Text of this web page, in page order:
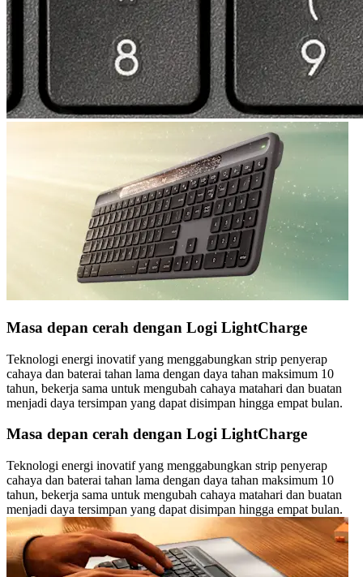
Masa depan cerah dengan Logi LightCharge
Teknologi energi inovatif yang menggabungkan strip penyerap
cahaya dan baterai tahan lama dengan daya tahan maksimum 10
tahun, bekerja sama untuk mengubah cahaya matahari dan buatan
menjadi daya tersimpan yang dapat disimpan hingga empat bulan.
Masa depan cerah dengan Logi LightCharge
Teknologi energi inovatif yang menggabungkan strip penyerap
cahaya dan baterai tahan lama dengan daya tahan maksimum 10
tahun, bekerja sama untuk mengubah cahaya matahari dan buatan
menjadi daya tersimpan yang dapat disimpan hingga empat bulan.